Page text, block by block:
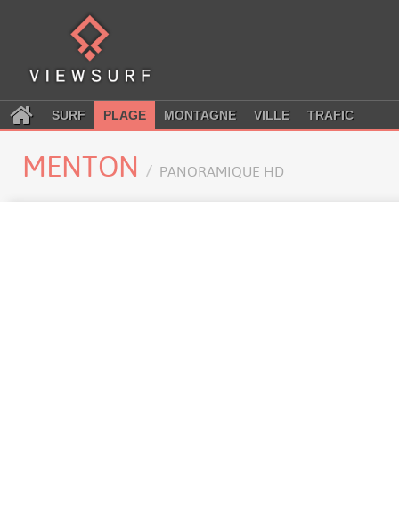
SURF PLAGE MONTAGNE VILLE TRAFIC
MENTON PANORAMIQUE HD